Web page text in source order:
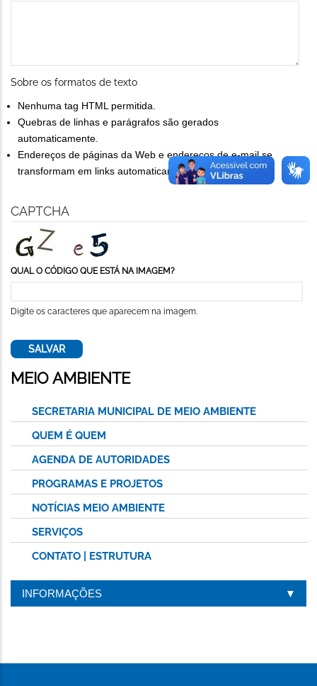
Sobre os formatos de texto
Nenhuma tag HTML permitida.
Quebras de linhas e parágrafos são gerados
automaticamente.
Endereços de páginas da Web e endereços de e-mail se
transformam em links automaticamente.
CAPTCHA
QUAL O CÓDIGO QUE ESTÁ NA IMAGEM?
Digite os caracteres que aparecem na imagem.
MEIO AMBIENTE
SECRETARIA MUNICIPAL DE MEIO AMBIENTE
QUEM É QUEM
AGENDA DE AUTORIDADES
PROGRAMAS E PROJETOS
NOTÍCIAS MEIO AMBIENTE
SERVIÇOS
CONTATO | ESTRUTURA
INFORMAÇÕES